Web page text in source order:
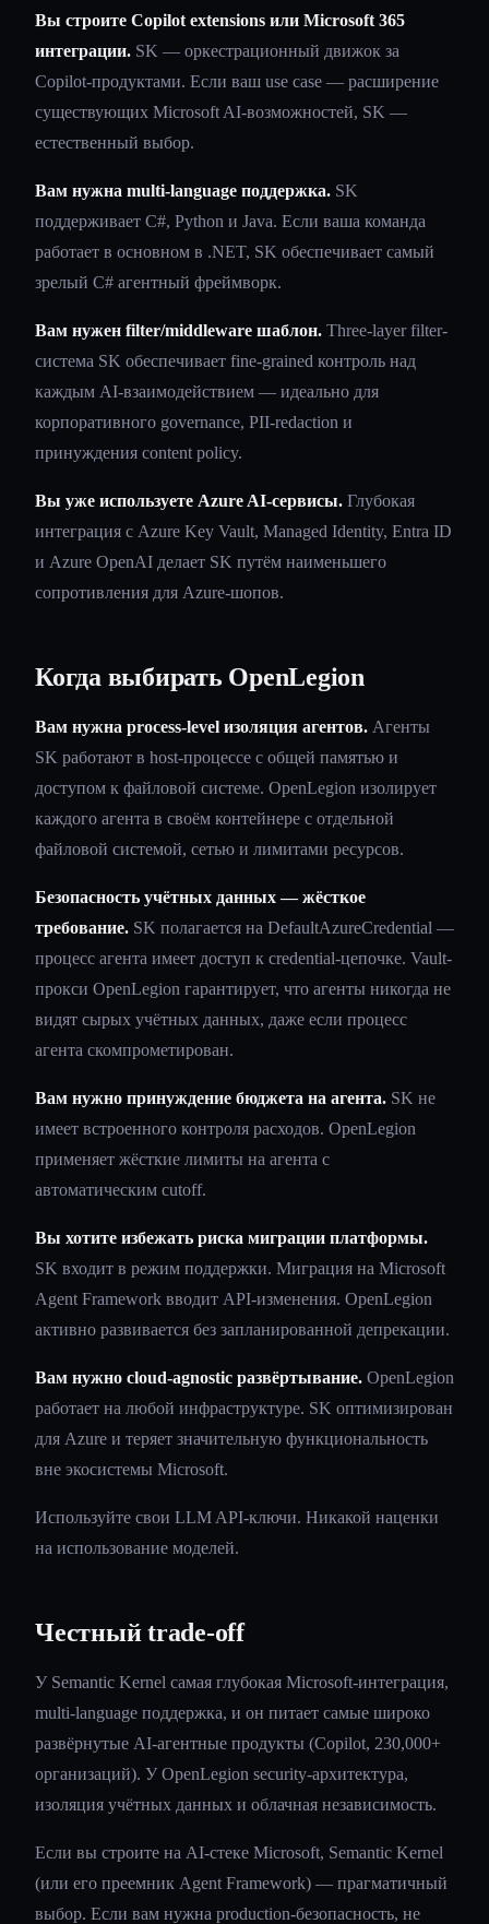
Вы строите Copilot extensions или Microsoft 365
интеграции. SK — оркестрационный движок за
Copilot-продуктами. Если ваш use case — расширение
существующих Microsoft AI-возможностей, SK —
естественный выбор.
Вам нужна multi-language поддержка. SK
поддерживает C#, Python и Java. Если ваша команда
работает в основном в .NET, SK обеспечивает самый
зрелый C# агентный фреймворк.
Вам нужен filter/middleware шаблон. Three-layer filter-
система SK обеспечивает fine-grained контроль над
каждым AI-взаимодействием — идеально для
корпоративного governance, PII-redaction и
принуждения content policy.
Вы уже используете Azure AI-сервисы. Глубокая
интеграция с Azure Key Vault, Managed Identity, Entra ID
и Azure OpenAI делает SK путём наименьшего
сопротивления для Azure-шопов.
Когда выбирать OpenLegion
Вам нужна process-level изоляция агентов. Агенты
SK работают в host-процессе с общей памятью и
доступом к файловой системе. OpenLegion изолирует
каждого агента в своём контейнере с отдельной
файловой системой, сетью и лимитами ресурсов.
Безопасность учётных данных — жёсткое
требование. SK полагается на DefaultAzureCredential —
процесс агента имеет доступ к credential-цепочке. Vault-
прокси OpenLegion гарантирует, что агенты никогда не
видят сырых учётных данных, даже если процесс
агента скомпрометирован.
Вам нужно принуждение бюджета на агента. SK не
имеет встроенного контроля расходов. OpenLegion
применяет жёсткие лимиты на агента с
автоматическим cutoff.
Вы хотите избежать риска миграции платформы.
SK входит в режим поддержки. Миграция на Microsoft
Agent Framework вводит API-изменения. OpenLegion
активно развивается без запланированной депрекации.
Вам нужно cloud-agnostic развёртывание. OpenLegion
работает на любой инфраструктуре. SK оптимизирован
для Azure и теряет значительную функциональность
вне экосистемы Microsoft.
Используйте свои LLM API-ключи. Никакой наценки
на использование моделей.
Честный trade-off
У Semantic Kernel самая глубокая Microsoft-интеграция,
multi-language поддержка, и он питает самые широко
развёрнутые AI-агентные продукты (Copilot, 230,000+
организаций). У OpenLegion security-архитектура,
изоляция учётных данных и облачная независимость.
Если вы строите на AI-стеке Microsoft, Semantic Kernel
(или его преемник Agent Framework) — прагматичный
выбор. Если вам нужна production-безопасность, не